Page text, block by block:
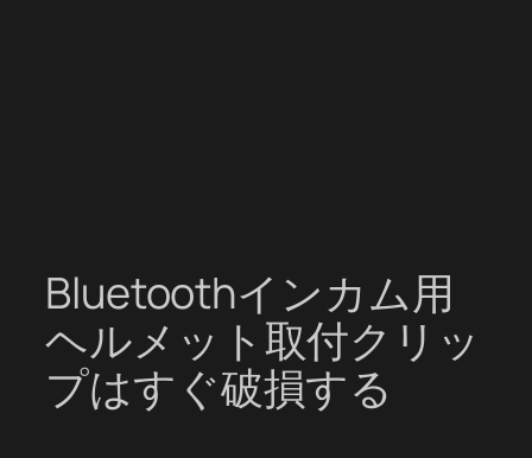
Bluetoothインカム用
ヘルメット取付クリッ
プはすぐ破損する